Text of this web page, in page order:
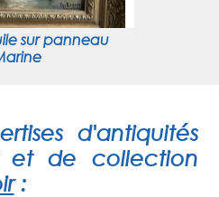
sur panneau
d'antiquités
et de collection
: